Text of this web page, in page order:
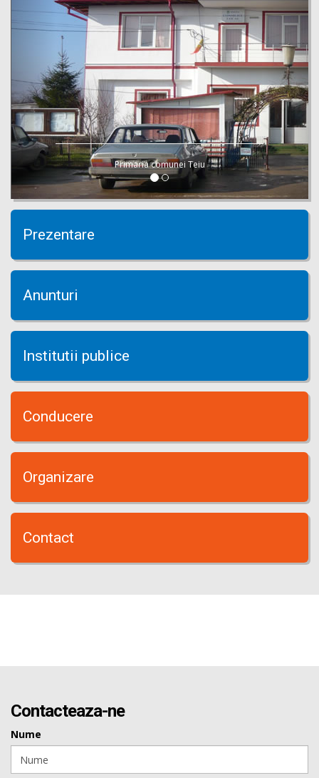
Primaria comunei Teiu
Prezentare
Anunturi
Institutii publice
Conducere
Organizare
Contact
Contacteaza-ne
Nume